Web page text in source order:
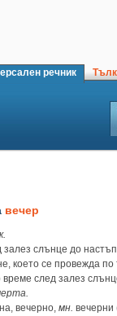
речник
вечер
залез слънце до
което се провежда
време след залез
вечерно, мн. вечерни